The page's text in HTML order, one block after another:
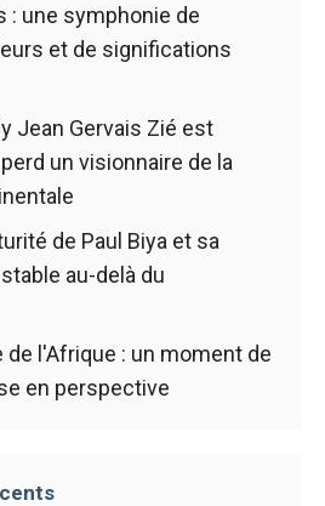
: une symphonie de
et de significations
Jean Gervais Zié est
un visionnaire de la
de Paul Biya et sa
au-delà du
l'Afrique : un moment de
en perspective